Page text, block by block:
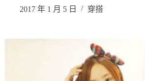
2017 年 1 月 5 日 穿搭